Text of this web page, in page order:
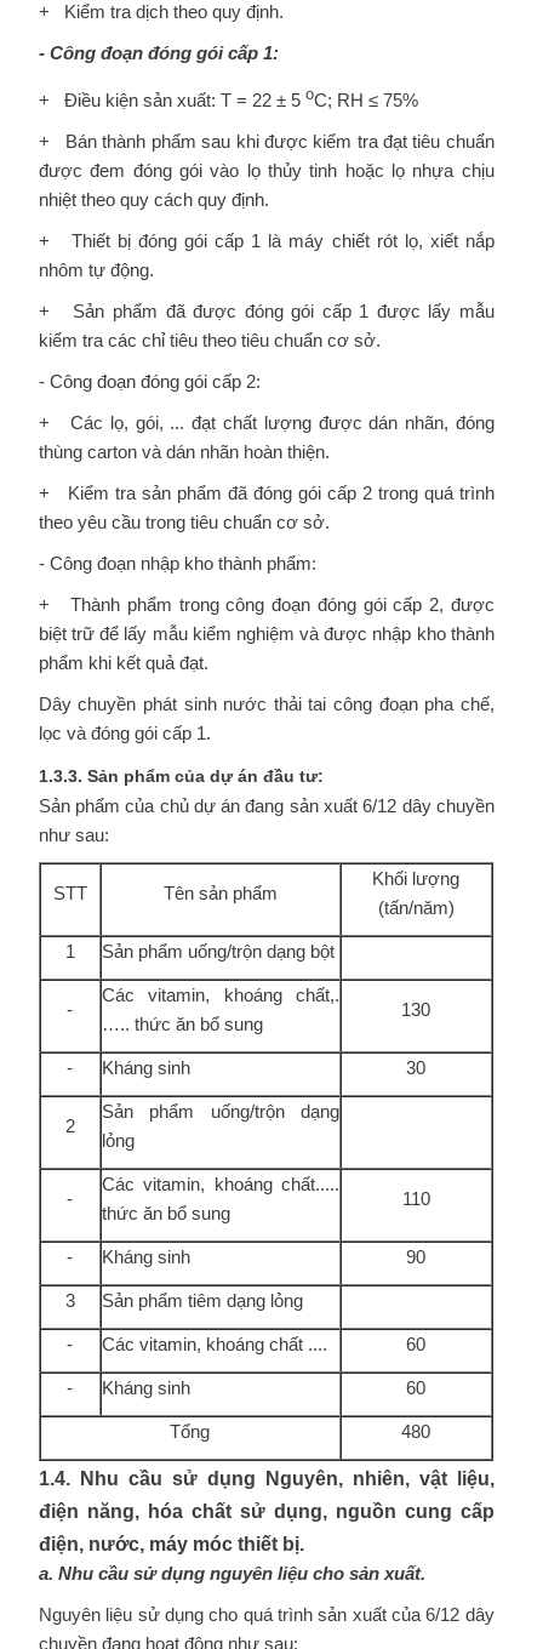
+ Kiểm tra dịch theo quy định.
- Công đoạn đóng gói cấp 1:
+ Điều kiện sản xuất: T = 22 ± 5 oC; RH ≤ 75%
+ Bán thành phẩm sau khi được kiểm tra đạt tiêu chuẩn
được đem đóng gói vào lọ thủy tinh hoặc lọ nhựa chịu
nhiệt theo quy cách quy định.
+ Thiết bị đóng gói cấp 1 là máy chiết rót lọ, xiết nắp
nhôm tự động.
+ Sản phẩm đã được đóng gói cấp 1 được lấy mẫu
kiểm tra các chỉ tiêu theo tiêu chuẩn cơ sở.
- Công đoạn đóng gói cấp 2:
+ Các lọ, gói, ... đạt chất lượng được dán nhãn, đóng
thùng carton và dán nhãn hoàn thiện.
+ Kiểm tra sản phẩm đã đóng gói cấp 2 trong quá trình
theo yêu cầu trong tiêu chuẩn cơ sở.
- Công đoạn nhập kho thành phẩm:
+ Thành phẩm trong công đoạn đóng gói cấp 2, được
biệt trữ để lấy mẫu kiểm nghiệm và được nhập kho thành
phẩm khi kết quả đạt.
Dây chuyền phát sinh nước thải tai công đoạn pha chế,
lọc và đóng gói cấp 1.
1.3.3. Sản phẩm của dự án đầu tư:
Sản phẩm của chủ dự án đang sản xuất 6/12 dây chuyền
như sau:
STT Tên sản phẩm
Khối lượng
(tấn/năm)
1 Sản phẩm uống/trộn dạng bột
-
Các vitamin, khoáng chất,.
….. thức ăn bổ sung
130
- Kháng sinh 30
2
Sản phẩm uống/trộn dạng
lỏng
-
Các vitamin, khoáng chất.....
thức ăn bổ sung
110
- Kháng sinh 90
3 Sản phẩm tiêm dạng lỏng
- Các vitamin, khoáng chất .... 60
- Kháng sinh 60
Tổng 480
1.4. Nhu cầu sử dụng Nguyên, nhiên, vật liệu,
điện năng, hóa chất sử dụng, nguồn cung cấp
điện, nước, máy móc thiết bị.
a. Nhu cầu sử dụng nguyên liệu cho sản xuất.
Nguyên liệu sử dụng cho quá trình sản xuất của 6/12 dây
chuyền đang hoạt động như sau: